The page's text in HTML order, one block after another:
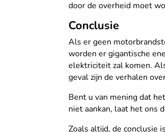
door de overheid moet
Conclusie
Als er geen
worden er gigantische
elektriciteit zal komen.
geval zijn de verhalen
Bent u van mening dat
niet aankan, laat het ons
Zoals altijd, de conclusie